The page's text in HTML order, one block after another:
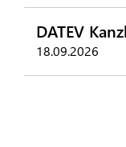
DATEV
18.09.2026